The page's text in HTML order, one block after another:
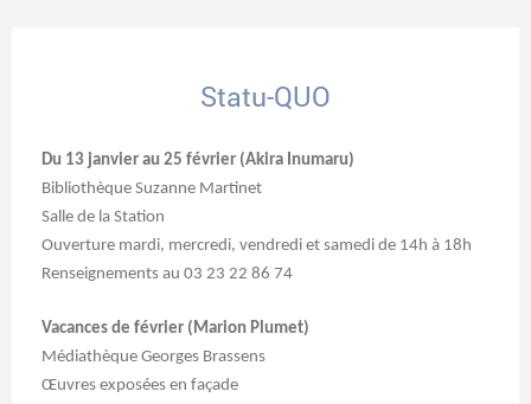
Statu-QUO
Du 13 janvier au 25 février (Akira Inumaru)
Bibliothèque Suzanne Martinet
Salle de la Station
Ouverture mardi, mercredi, vendredi et samedi de 14h à 18h
Renseignements au 03 23 22 86 74
Vacances de février (Marion Plumet)
Médiathèque Georges Brassens
Œuvres exposées en façade